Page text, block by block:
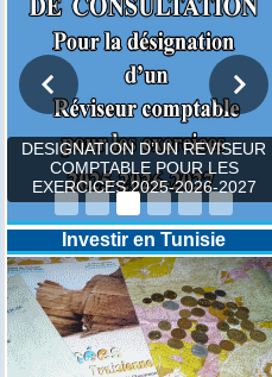
DESIGNATION D’UN REVISEUR
COMPTABLE POUR LES
EXERCICES 2025-2026-2027
Investir en Tunisie